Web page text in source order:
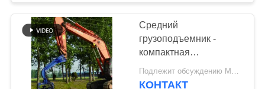
НОВОСТИ
СЛУЧАИ
Средний
грузоподъемник -
компактная
конструкция и вес
молотка 1900 кг для
КОНТАКТ